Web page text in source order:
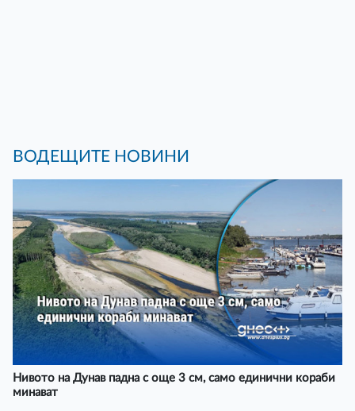
ВОДЕЩИТЕ НОВИНИ
Нивото на Дунав падна с още 3 см, само единични кораби
минават